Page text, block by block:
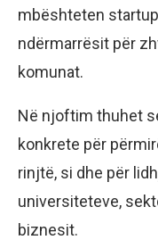
mbështeten
ndërmarrësit për
komunat.
Në njoftim thuhet
konkrete për
rinjtë, si dhe për
universiteteve,
biznesit.